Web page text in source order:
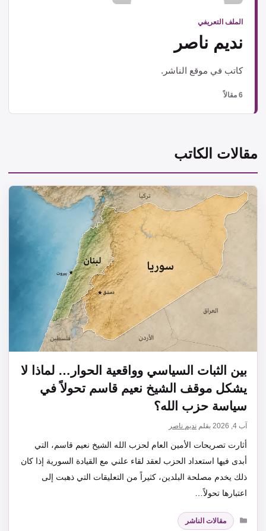
الملف التعريفي
نديم ناصر
كاتب في موقع الناشر.
6 مقالاً
مقالات الكاتب
بين الثبات السياسي وواقعية الحوار… لماذا لا
يشكل موقف الشيخ نعيم قاسم تحولاً في
سياسة حزب الله؟
آب 4, 2026 بقلم نديم ناصر
أثارت تصريحات الأمين العام لحزب الله الشيخ نعيم قاسم، التي
أبدى فيها استعداد الحزب لعقد لقاء علني مع القيادة السورية إذا كان
ذلك يخدم مصلحة البلدين، كثيراً من التعليقات التي ذهبت إلى
اعتبارها تحولاً…
التصنيفات
مقالات الناشر